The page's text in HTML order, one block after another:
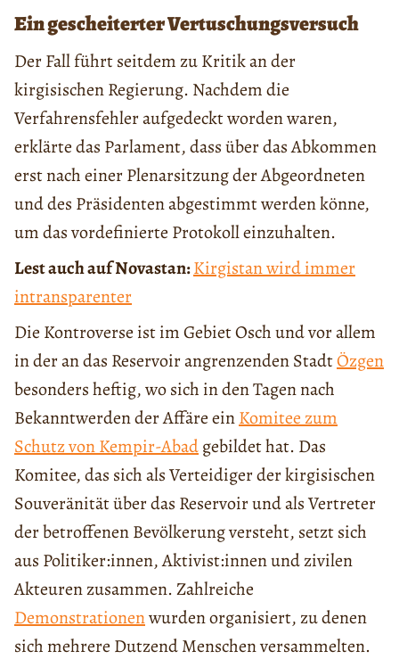
Ein gescheiterter Vertuschungsversuch
Der Fall führt seitdem zu Kritik an der
kirgisischen Regierung. Nachdem die
Verfahrensfehler aufgedeckt worden waren,
erklärte das Parlament, dass über das Abkommen
erst nach einer Plenarsitzung der Abgeordneten
und des Präsidenten abgestimmt werden könne,
um das vordefinierte Protokoll einzuhalten.
Lest auch auf Novastan:Kirgistan wird immer
intransparenter
Die Kontroverse ist im Gebiet Osch und vor allem
in der an das Reservoir angrenzenden StadtÖzgen
besonders heftig, wo sich in den Tagen nach
Bekanntwerden der Affäre einKomitee zum
Schutz von Kempir-Abadgebildet hat. Das
Komitee, das sich als Verteidiger der kirgisischen
Souveränität über das Reservoir und als Vertreter
der betroffenen Bevölkerung versteht, setzt sich
aus Politiker:innen, Aktivist:innen und zivilen
Akteuren zusammen. Zahlreiche
Demonstrationenwurden organisiert, zu denen
sich mehrere Dutzend Menschen versammelten.